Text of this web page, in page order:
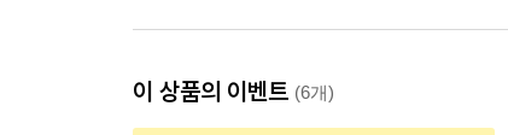
이 상품의 이벤트 (6개)